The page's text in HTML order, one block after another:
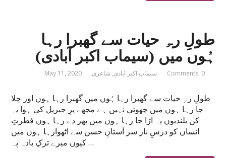
طولِ رہِ حیات سے گھبرا رہا
ہُوں میں (سیماب اکبر آبادی)
May 11, 2020 سیماب اکبر آبادی, شاعری Comments: 0
طولِ رہِ حیات سے گھبرا رہا ہُوں میں گھبرا رہا ہوں اور چلا
جا رہا ہوں میں چھوتی نہیں ہے مجھے پرِ جبریل کی ہوا یہ
کن بلندیوں پہ اڑا جا رہا ہوں میں پھر دے رہا ہوں فطرتِ
انساں کو درسِ ناز سر آستانِ حسن سے اٹھوارہا ہوں میں
کیوں میرے ترکِ بادہ پہ …